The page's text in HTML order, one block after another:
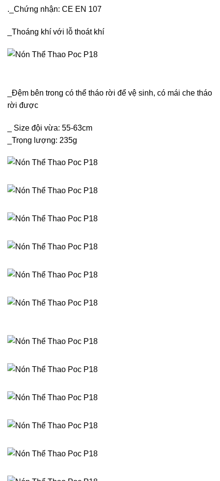
._Chứng nhận: CE EN 107
_Thoáng khí với lỗ thoát khí
_Đệm bên trong có thể tháo rời để vệ sinh, có mái che tháo
rời được
_ Size đội vừa: 55-63cm
_Trọng lượng: 235g